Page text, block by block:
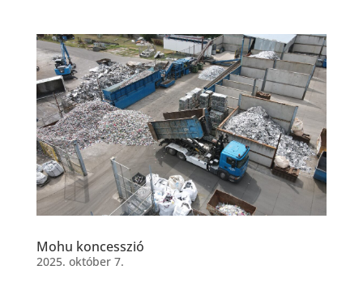
Mohu koncesszió
2025. október 7.